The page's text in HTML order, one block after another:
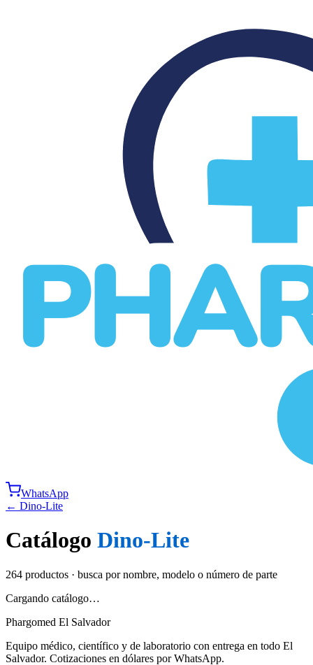
WhatsApp
← Dino-Lite
Catálogo Dino-Lite
264 productos · busca por nombre, modelo o número de parte
Cargando catálogo…
Phargomed El Salvador
Equipo médico, científico y de laboratorio con entrega en todo El
Salvador. Cotizaciones en dólares por WhatsApp.